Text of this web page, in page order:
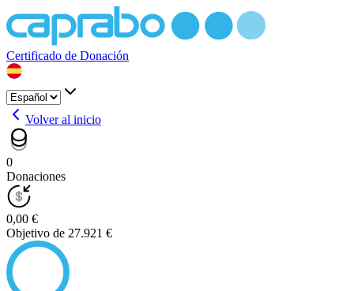
Certificado de Donación
Volver al inicio
0
Donaciones
0,00 €
Objetivo de 27.921 €